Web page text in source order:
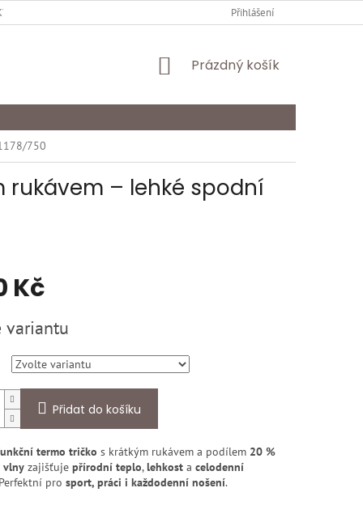
OCHRANY OSOBNÍCH ÚDAJŮ ODSTOUPENÍ OD
Přihlášení
NÁKUPNÍ
Prázdný košík
750
rukávem – lehké spodní
Kč
variantu
Přidat do košíku
termo tričko s krátkým rukávem a podílem 20 %
vlnyzajišťuje přírodní teplo,lehkosta celodenní
pro sport, práci i každodenní nošení.